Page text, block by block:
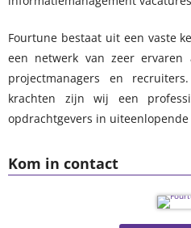
Kom in contact
Fourtune bestaat uit een vaste
een netwerk van zeer ervaren
projectmanagers en
krachten zijn wij een
opdrachtgevers in